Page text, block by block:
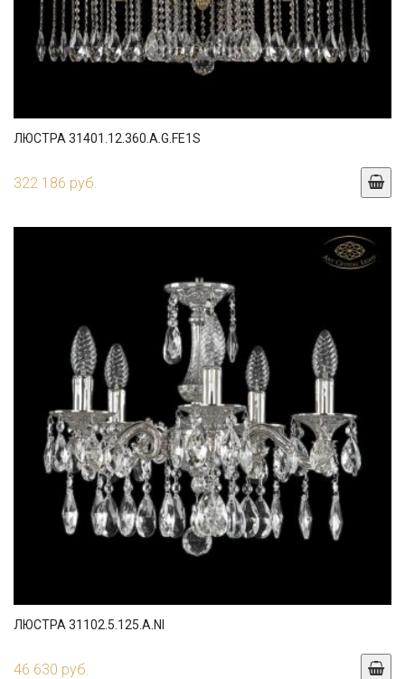
ЛЮСТРА 31401.12.360.A.G.FE1S
322 186 руб.
ЛЮСТРА 31102.5.125.A.NI
46 630 руб.